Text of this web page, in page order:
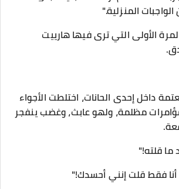
المنزلية."
الأولى التي ترى فيها هارييت
داخل إحدى الحانات، اختلطت الأجواء
مظلمة، ولهو عابث، وغضب ينفجر
ما قلته!"
أنا فقط قلت إنني أحسدك!"